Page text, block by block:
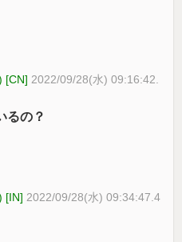
[CN] 2022/09/28(水) 09:16:42.
るの？
[IN] 2022/09/28(水) 09:34:47.4